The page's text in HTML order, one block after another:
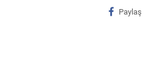
Paylaş